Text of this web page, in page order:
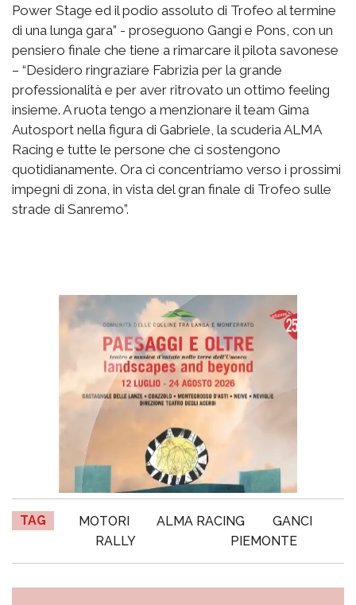
Power Stage ed il podio assoluto di Trofeo al termine
di una lunga gara” - proseguono Gangi e Pons, con un
pensiero finale che tiene a rimarcare il pilota savonese
– “Desidero ringraziare Fabrizia per la grande
professionalità e per aver ritrovato un ottimo feeling
insieme. A ruota tengo a menzionare il team Gima
Autosport nella figura di Gabriele, la scuderia ALMA
Racing e tutte le persone che ci sostengono
quotidianamente. Ora ci concentriamo verso i prossimi
impegni di zona, in vista del gran finale di Trofeo sulle
strade di Sanremo”.
TAG MOTORI ALMA RACING
GANCI
RALLY
PIEMONTE